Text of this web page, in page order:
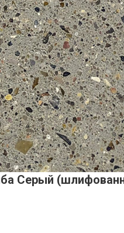
Серый